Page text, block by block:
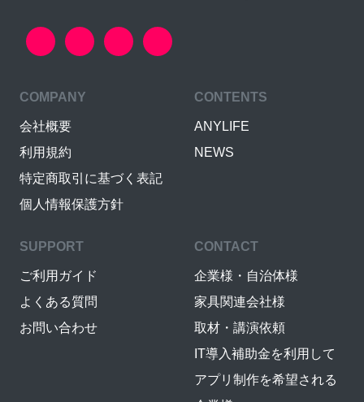
COMPANY
会社概要
利用規約
特定商取引に基づく表記
個人情報保護方針
CONTENTS
ANYLIFE
NEWS
SUPPORT
ご利用ガイド
よくある質問
お問い合わせ
CONTACT
企業様・自治体様
家具関連会社様
取材・講演依頼
IT導入補助金を利用して
アプリ制作を希望される